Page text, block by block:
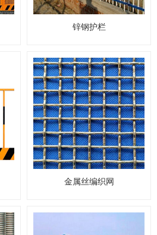
锌钢护栏
金属丝编织网